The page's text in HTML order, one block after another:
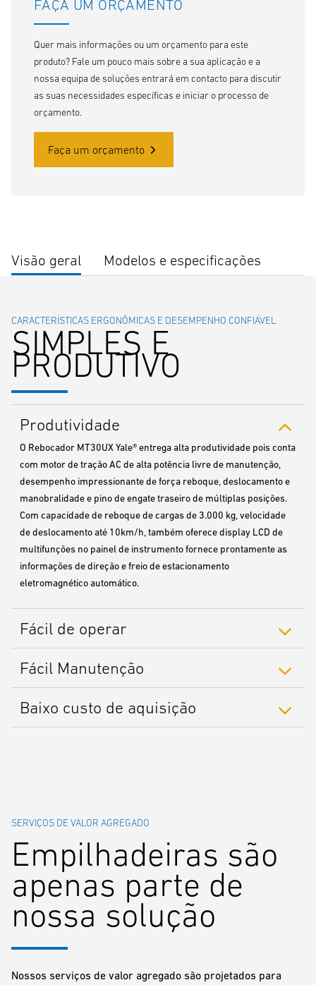
FAÇA UM ORÇAMENTO
Quer mais informações ou um orçamento para este
produto? Fale um pouco mais sobre a sua aplicação e a
nossa equipa de soluções entrará em contacto para discutir
as suas necessidades específicas e iniciar o processo de
orçamento.
Faça um orçamento
Visão geral Modelos e especificações
CARACTERÍSTICAS ERGONÔMICAS E DESEMPENHO CONFIÁVEL
SIMPLES E
PRODUTIVO
Produtividade
O Rebocador MT30UX Yale® entrega alta produtividade pois conta
com motor de tração AC de alta potência livre de manutenção,
desempenho impressionante de força reboque, deslocamento e
manobralidade e pino de engate traseiro de múltiplas posições.
Com capacidade de reboque de cargas de 3.000 kg, velocidade
de deslocamento até 10km/h, também oferece display LCD de
multifunções no painel de instrumento fornece prontamente as
informações de direção e freio de estacionamento
eletromagnético automático.
Fácil de operar
Fácil Manutenção
Baixo custo de aquisição
SERVIÇOS DE VALOR AGREGADO
Empilhadeiras são
apenas parte de
nossa solução
Nossos serviços de valor agregado são projetados para